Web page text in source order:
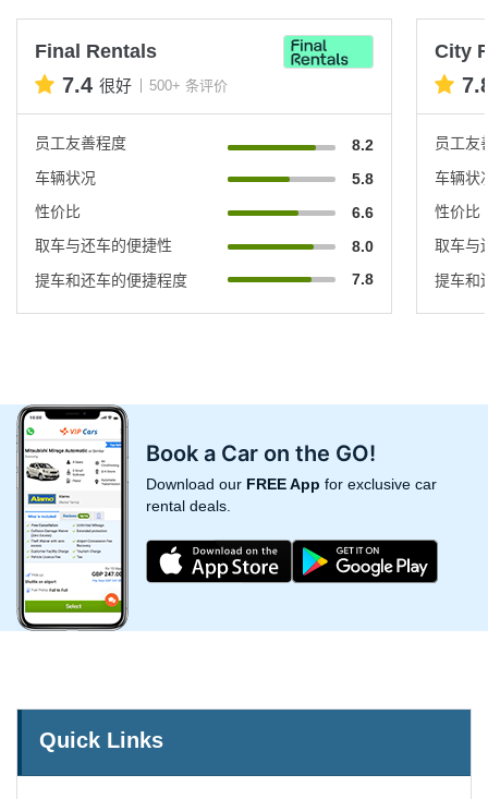
Final Rentals
7.4 很好 500+ 条评价
员工友善程度
8.2
车辆状况
5.8
性价比
6.6
取车与还车的便捷性
8.0
提车和还车的便捷程度
7.8
City
员工友
车辆状
性价比
取车与
提车和
Book a Car on the GO!
Download our FREE App for exclusive car
rental deals.
Quick Links